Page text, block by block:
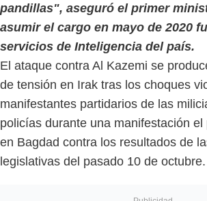
pandillas", aseguró el primer
asumir el cargo en mayo de 2020
servicios de Inteligencia del país.
El ataque contra Al Kazemi se
de tensión en Irak tras los choques
manifestantes partidarios de las
policías durante una manifestación
en Bagdad contra los resultados de
legislativas del pasado 10 de octubre.